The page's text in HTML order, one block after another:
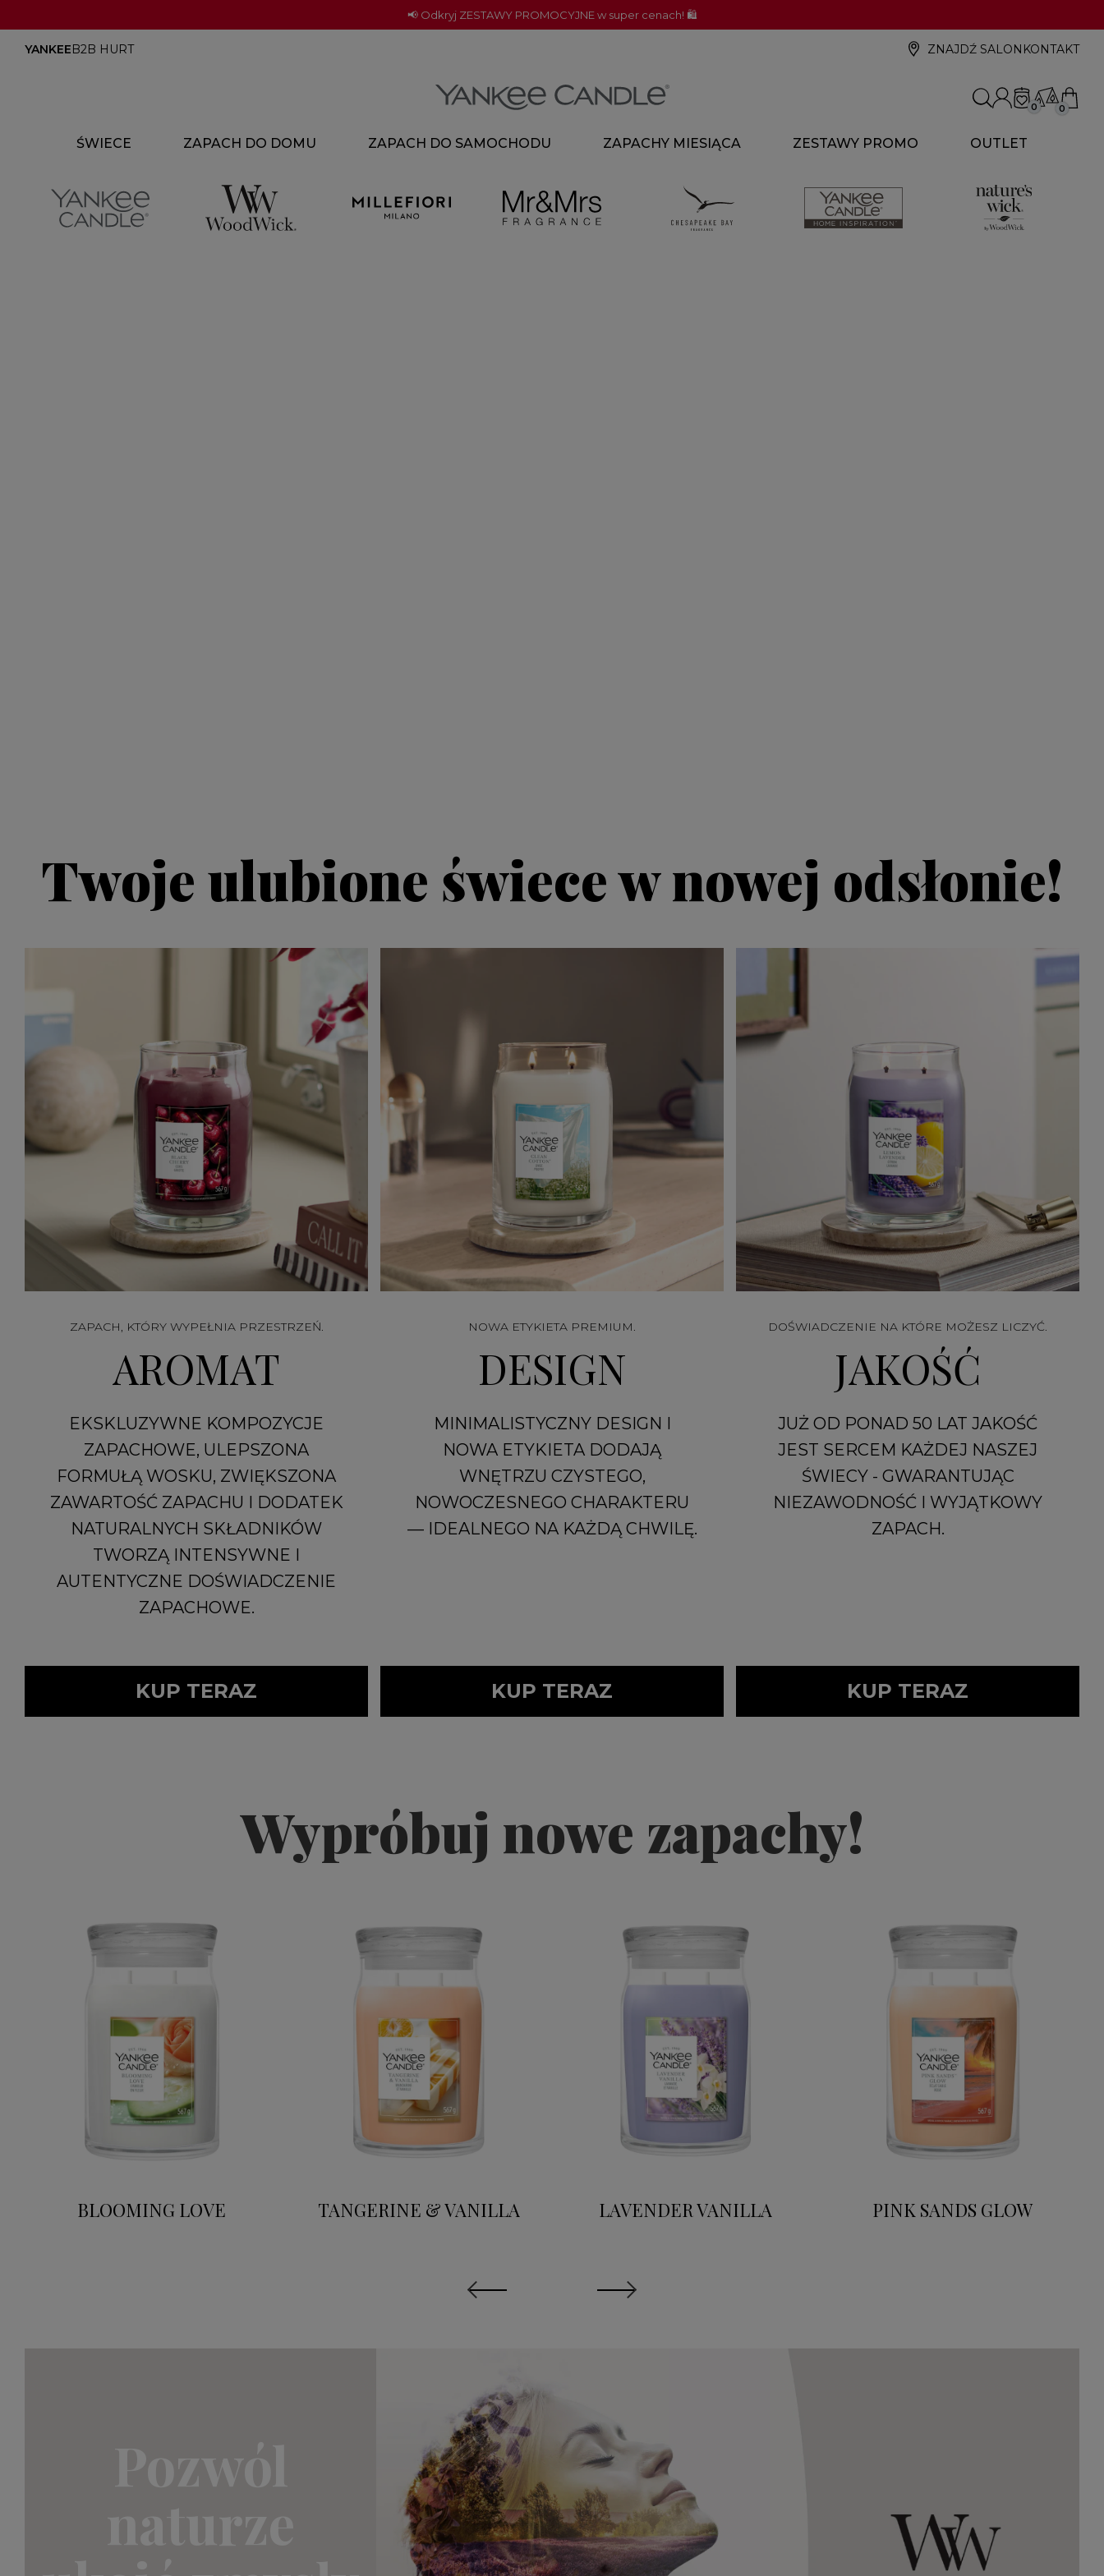
📢 Odkryj ZESTAWY PROMOCYJNE w super cenach! 🛍️
YANKEEB2B HURT ZNAJDŹ SALON KONTAKT
0 0
ŚWIECE ZAPACH DO DOMU ZAPACH DO SAMOCHODU ZAPACHY MIESIĄCA ZESTAWY PROMO OUTLET
Twoje ulubione świece w nowej odsłonie!
ZAPACH, KTÓRY WYPEŁNIA PRZESTRZEŃ.
AROMAT
EKSKLUZYWNE KOMPOZYCJE
ZAPACHOWE, ULEPSZONA
FORMUŁĄ WOSKU, ZWIĘKSZONA
ZAWARTOŚĆ ZAPACHU I DODATEK
NATURALNYCH SKŁADNIKÓW
TWORZĄ INTENSYWNE I
AUTENTYCZNE DOŚWIADCZENIE
ZAPACHOWE.
KUP TERAZ
NOWA ETYKIETA PREMIUM.
DESIGN
MINIMALISTYCZNY DESIGN I
NOWA ETYKIETA DODAJĄ
WNĘTRZU CZYSTEGO,
NOWOCZESNEGO CHARAKTERU
— IDEALNEGO NA KAŻDĄ CHWILĘ.
KUP TERAZ
DOŚWIADCZENIE NA KTÓRE MOŻESZ LICZYĆ.
JAKOŚĆ
JUŻ OD PONAD 50 LAT JAKOŚĆ
JEST SERCEM KAŻDEJ NASZEJ
ŚWIECY - GWARANTUJĄC
NIEZAWODNOŚĆ I WYJĄTKOWY
ZAPACH.
KUP TERAZ
Wypróbuj nowe zapachy!
BLOOMING LOVE TANGERINE & VANILLA LAVENDER VANILLA PINK SANDS GLOW